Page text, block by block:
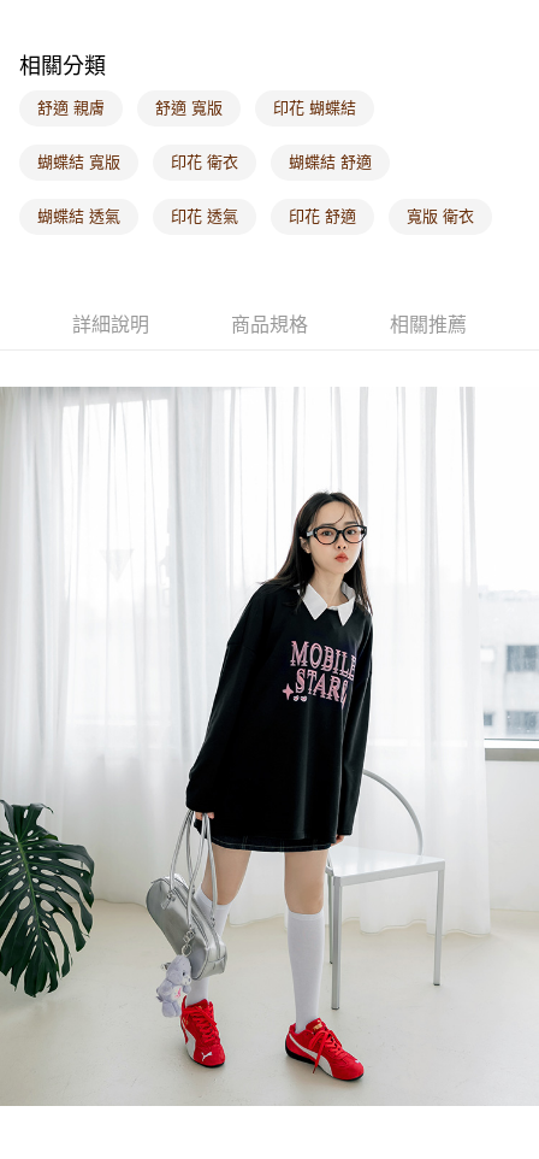
付款後門市自取
每筆NT$60，滿NT$1,000(含以上)免運費
相關分類
舒適 親膚 舒適 寬版 印花 蝴蝶結
蝴蝶結 寬版 印花 衛衣 蝴蝶結 舒適
蝴蝶結 透氣 印花 透氣 印花 舒適 寬版 衛衣
詳細說明 商品規格 相關推薦